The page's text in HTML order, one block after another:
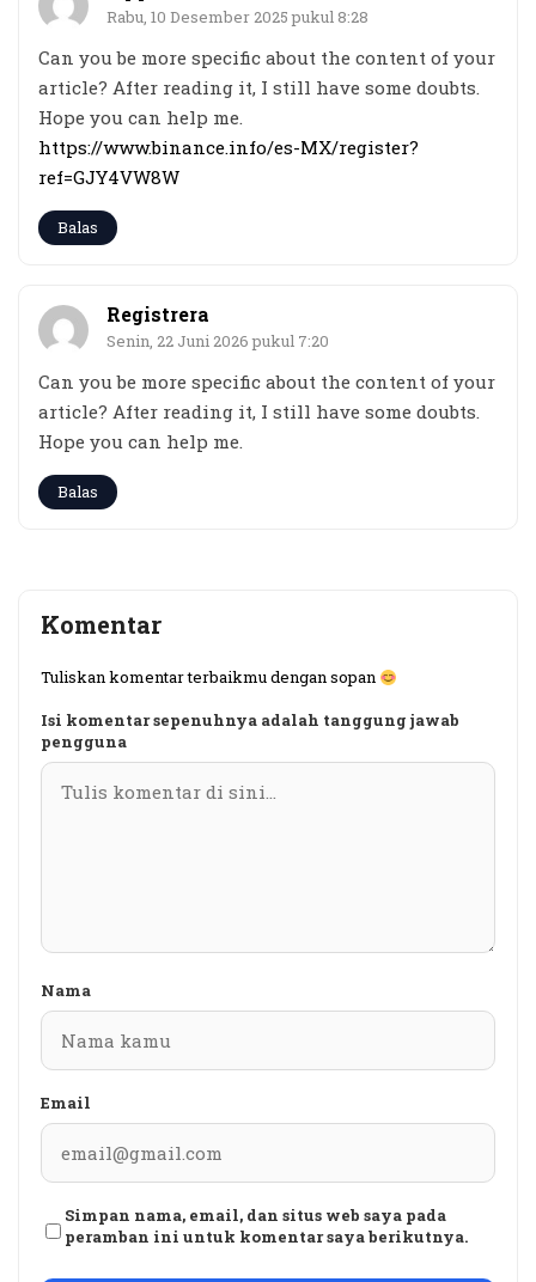
Rabu, 10 Desember 2025 pukul 8:28
Can you be more specific about the content of your
article? After reading it, I still have some doubts.
Hope you can help me.
https://www.binance.info/es-MX/register?
ref=GJY4VW8W
Balas
Registrera
Senin, 22 Juni 2026 pukul 7:20
Can you be more specific about the content of your
article? After reading it, I still have some doubts.
Hope you can help me.
Balas
Komentar
Tuliskan komentar terbaikmu dengan sopan
Isi komentar sepenuhnya adalah tanggung jawab
pengguna
Nama
Email
Simpan nama, email, dan situs web saya pada
peramban ini untuk komentar saya berikutnya.